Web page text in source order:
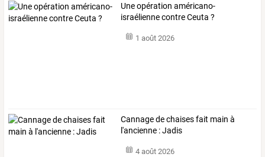
Une opération américano-
israélienne contre Ceuta ?
1 août 2026
Cannage de chaises fait main à
l'ancienne : Jadis
4 août 2026